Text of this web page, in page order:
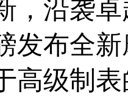
，沿袭
发布全
高级制